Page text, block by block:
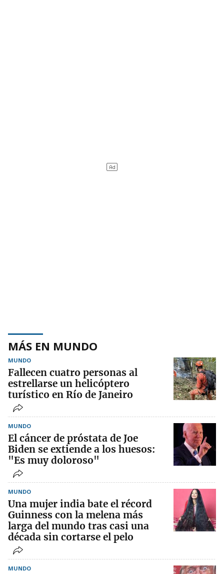
MÁS EN MUNDO
MUNDO
Fallecen cuatro personas al
estrellarse un helicóptero
turístico en Río de Janeiro
MUNDO
El cáncer de próstata de Joe
Biden se extiende a los huesos:
"Es muy doloroso"
MUNDO
Una mujer india bate el récord
Guinness con la melena más
larga del mundo tras casi una
década sin cortarse el pelo
MUNDO